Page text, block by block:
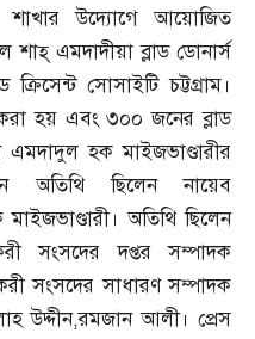
শাখার উদ্যোগে আয়োজিত
শাহ্‌ এমদাদীয়া ব্লাড ডোনার্স
সোসাইটি চট্টগ্রাম।
হয় এবং ৩০০ জনের ব্লাড
হক মাইজভাণ্ডারীর
অতিথি ছিলেন নায়েব
অতিথি ছিলেন
সংসদের দপ্তর সম্পাদক
সংসদের সাধারণ সম্পাদক
উদ্দীন,রমজান আলী। প্রেস